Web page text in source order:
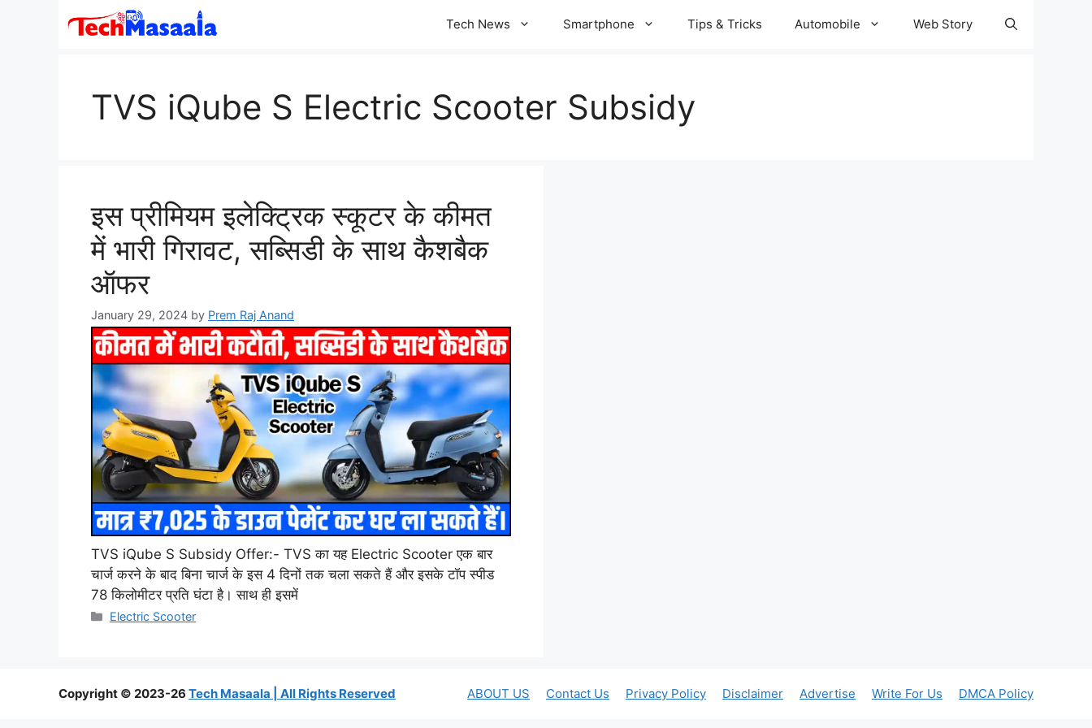
Tech News Smartphone Tips & Tricks Automobile Web Story
TVS iQube S Electric Scooter Subsidy
इस प्रीमियम इलेक्ट्रिक स्कूटर के कीमत
में भारी गिरावट, सब्सिडी के साथ कैशबैक
ऑफर
January 29, 2024 by Prem Raj Anand
TVS iQube S Subsidy Offer:- TVS का यह Electric Scooter एक बार
चार्ज करने के बाद बिना चार्ज के इस 4 दिनों तक चला सकते हैं और इसके टॉप स्पीड
78 किलोमीटर प्रति घंटा है। साथ ही इसमें
Categories
Electric Scooter
ABOUT US Contact Us Privacy Policy Disclaimer Advertise Write For Us DMCA Policy
Copyright © 2023-26 Tech Masaala | All Rights Reserved